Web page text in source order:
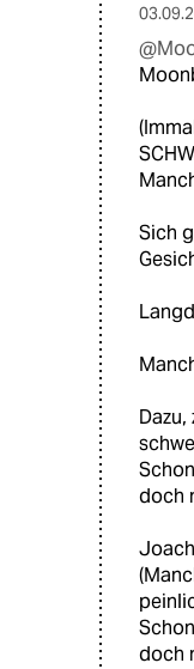
Sich
doch
doch